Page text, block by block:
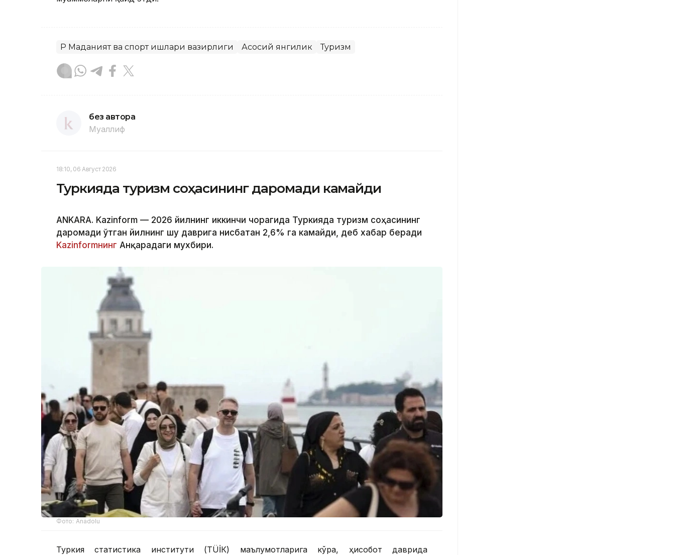
ҚР Маданият ва спорт ишлари вазирлиги Асосий янгилик Туризм
без автора
Муаллиф
18:10, 06 Август 2026
Туркияда туризм соҳасининг даромади камайди
ANKARA. Kazinform — 2026 йилнинг иккинчи чорагида Туркияда туризм соҳасининг
даромади ўтган йилнинг шу даврига нисбатан 2,6% га камайди, деб хабар беради
Kazinformнинг Анқарадаги мухбири.
Фото: Anadolu
Туркия статистика институти (ТÜİК) маълумотларига кўра, ҳисобот даврида